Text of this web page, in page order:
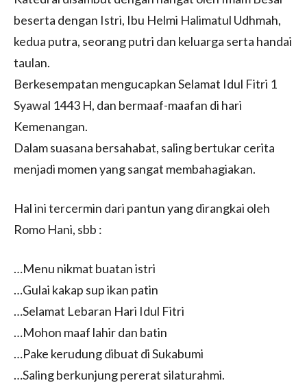
beserta dengan Istri, Ibu Helmi Halimatul Udhmah,
kedua putra, seorang putri dan keluarga serta handai
taulan.
Berkesempatan mengucapkan Selamat Idul Fitri 1
Syawal 1443 H, dan bermaaf-maafan di hari
Kemenangan.
Dalam suasana bersahabat, saling bertukar cerita
menjadi momen yang sangat membahagiakan.
Hal ini tercermin dari pantun yang dirangkai oleh
Romo Hani, sbb :
…Menu nikmat buatan istri
…Gulai kakap sup ikan patin
…Selamat Lebaran Hari Idul Fitri
…Mohon maaf lahir dan batin
…Pake kerudung dibuat di Sukabumi
…Saling berkunjung pererat silaturahmi.